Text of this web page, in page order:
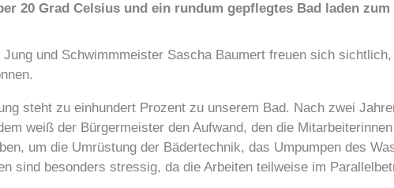
20 Grad Celsius und ein rundum gepflegtes Bad laden
und Schwimmmeister Sascha Baumert freuen sich
steht zu einhundert Prozent zu unserem Bad. Nach zwei
weiß der Bürgermeister den Aufwand, den die
um die Umrüstung der Bädertechnik, das Umpumpen des
sind besonders stressig, da die Arbeiten teilweise im